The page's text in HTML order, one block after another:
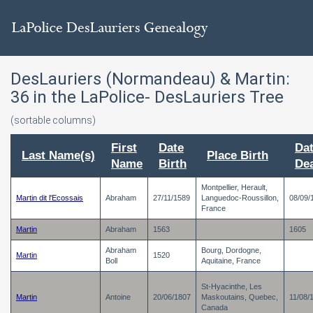
DesLauriers (Normandeau) & Martin:
36 in the LaPolice- DesLauriers Tree
(sortable columns)
Last Name(s)
First
Name
Date
Birth
Place Birth
Martin dit l'Ecossais Abraham 27/11/1589
Montpellier, Herault,
Languedoc-Roussillon,
France
08/09/
Martin Abraham 1563 1605
Martin
Abraham
Boll
1520
Bourg, Dordogne,
Aquitaine, France
Martin Antoine 20/06/1807
St-Hyacinthe, Les
Maskoutains, Quebec,
Canada
11/08/